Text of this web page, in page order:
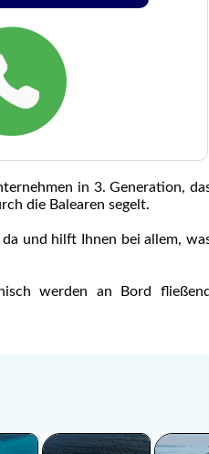
in 3. Generation,
die Balearen segelt.
und hilft Ihnen bei allem,
werden an Bord